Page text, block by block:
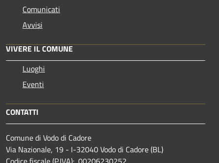
Comunicati
Avvisi
VIVERE IL COMUNE
Luoghi
Eventi
CONTATTI
Comune di Vodo di Cadore
Via Nazionale, 19 - I-32040 Vodo di Cadore (BL)